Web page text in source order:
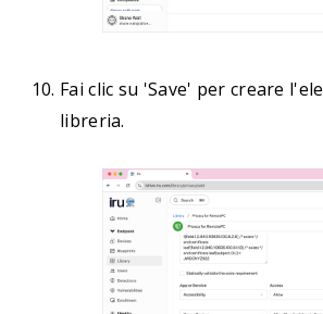
Fai clic su 'Save' per creare
libreria.